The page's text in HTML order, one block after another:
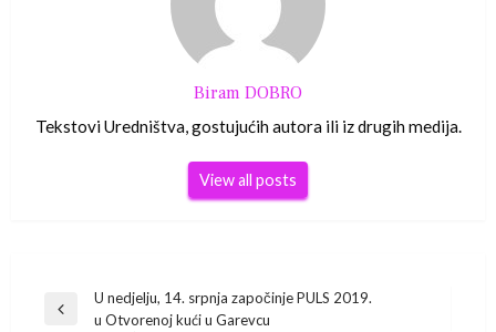
Biram DOBRO
Tekstovi Uredništva, gostujućih autora ili iz drugih medija.
View all posts
Navigacija
Previous
U nedjelju, 14. srpnja započinje PULS 2019.
u Otvorenoj kući u Garevcu